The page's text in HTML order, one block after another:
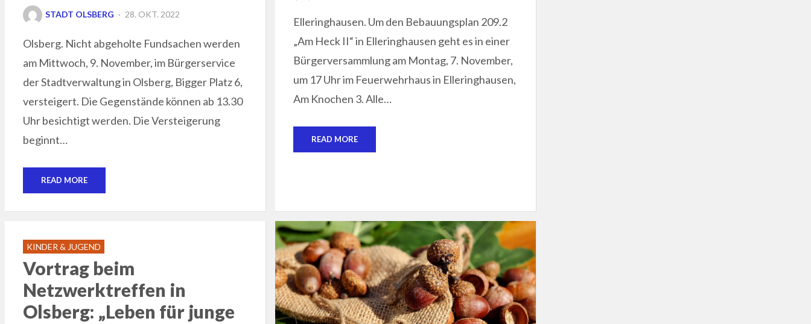
STADT OLSBERG
POSTED
28. OKT. 2022
Olsberg. Nicht abgeholte Fundsachen werden
am Mittwoch, 9. November, im Bürgerservice
der Stadtverwaltung in Olsberg, Bigger Platz 6,
versteigert. Die Gegenstände können ab 13.30
Uhr besichtigt werden. Die Versteigerung
beginnt…
READ MORE
Elleringhausen. Um den Bebauungsplan 209.2
„Am Heck II“ in Elleringhausen geht es in einer
Bürgerversammlung am Montag, 7. November,
um 17 Uhr im Feuerwehrhaus in Elleringhausen,
Am Knochen 3. Alle…
READ MORE
KINDER & JUGEND
Vortrag beim
Netzwerktreffen in
Olsberg: „Leben für junge